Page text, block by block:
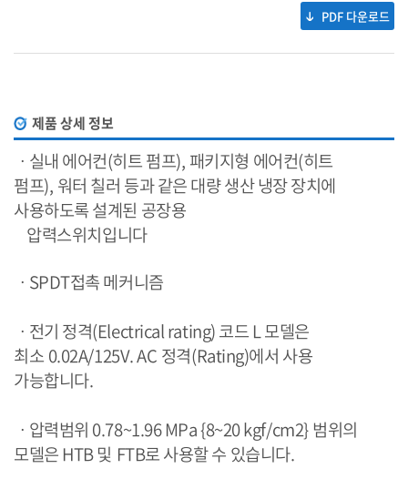
PDF 다운로드
제품 상세 정보
ㆍ실내 에어컨(히트 펌프), 패키지형 에어컨(히트
펌프), 워터 칠러 등과 같은 대량 생산 냉장 장치에
사용하도록 설계된 공장용
압력스위치입니다
ㆍSPDT접촉 메커니즘
ㆍ전기 정격(Electrical rating) 코드 L 모델은
최소 0.02A/125V. AC 정격(Rating)에서 사용
가능합니다.
ㆍ압력범위 0.78~1.96 MPa {8~20 kgf/cm2}범위의
모델은 HTB 및 FTB로사용할 수 있습니다.